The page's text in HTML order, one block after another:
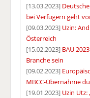
[13.03.2023]
bei Verfugern geht
[09.03.2023] Uzin:
Österreich
[15.02.2023] BAU
Branche sein
[09.02.2023]
MBCC-Übernahme
[19.01.2023] Uzin